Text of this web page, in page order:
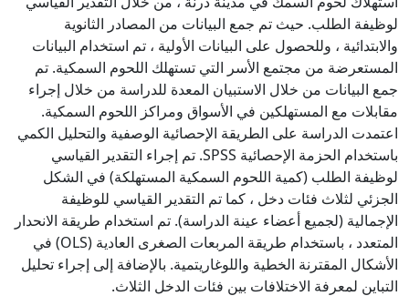
لوظيفة الطلب. حيث تم جمع البيانات من المصادر الثانوية
والابتدائية ، وللحصول على البيانات الأولية ، تم استخدام البيانات
المستعرضة من مجتمع الأسر التي تستهلك اللحوم السمكية. تم
جمع البيانات من خلال الاستبيان المعدة للدراسة من خلال إجراء
مقابلات مع المستهلكين في الأسواق ومراكز اللحوم السمكية.
اعتمدت الدراسة على الطريقة الإحصائية الوصفية والتحليل الكمي
باستخدام الحزمة الإحصائية SPSS. تم إجراء التقدير القياسي
لوظيفة الطلب (كمية اللحوم السمكية المستهلكة) في الشكل
الجزئي لثلاث فئات دخل ، كما تم التقدير القياسي للوظيفة
الإجمالية (لجميع أعضاء عينة الدراسة). تم استخدام طريقة الانحدار
المتعدد ، باستخدام طريقة المربعات الصغرى العادية (OLS) في
الأشكال المقترنة الخطية واللوغاريتمية. بالإضافة إلى إجراء تحليل